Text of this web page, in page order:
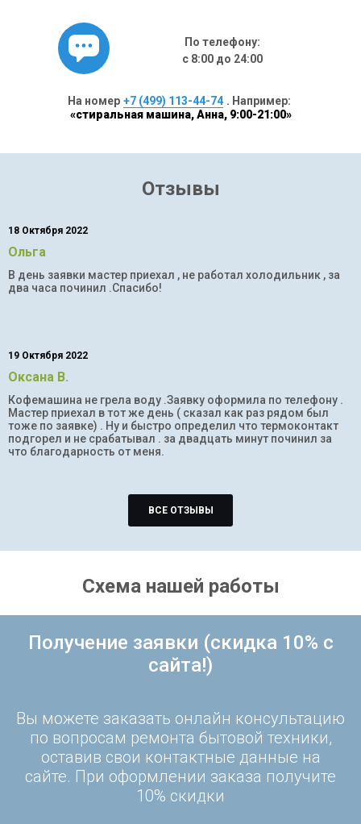
По телефону:
с 8:00 до 24:00
На номер +7 (499) 113-44-74 . Например:
«стиральная машина, Анна, 9:00-21:00»
Отзывы
18 Октября 2022
Ольга
В день заявки мастер приехал , не работал холодильник , за
два часа починил .Спасибо!
19 Октября 2022
Оксана В.
Кофемашина не грела воду .Заявку оформила по телефону .
Мастер приехал в тот же день ( сказал как раз рядом был
тоже по заявке) . Ну и быстро определил что термоконтакт
подгорел и не срабатывал . за двадцать минут починил за
что благодарность от меня.
ВСЕ ОТЗЫВЫ
Схема нашей работы
Получение заявки (скидка 10% с
сайта!)
Вы можете заказать онлайн консультацию
по вопросам ремонта бытовой техники,
оставив свои контактные данные на
сайте. При оформлении заказа получите
10% скидки